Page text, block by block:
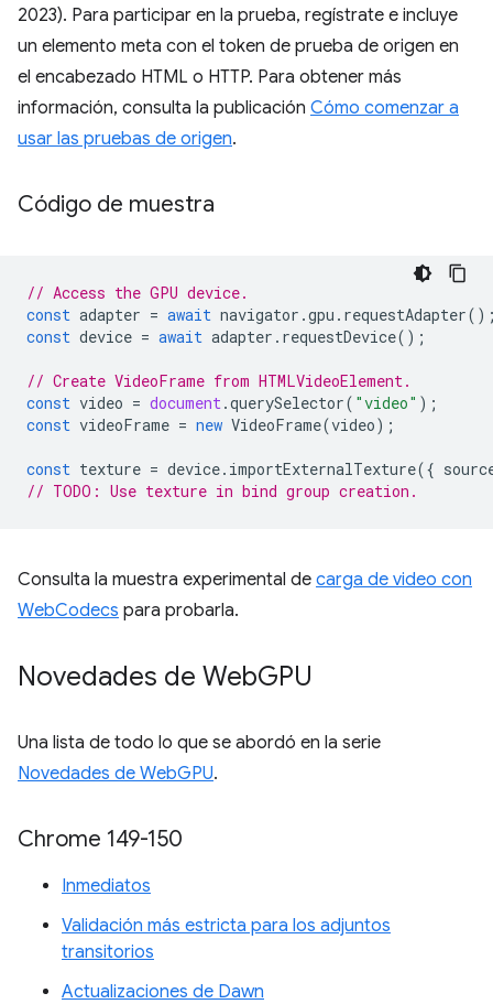
2023). Para participar en la prueba, regístrate e incluye
un elemento meta con el token de prueba de origen en
el encabezado HTML o HTTP. Para obtener más
información, consulta la publicación Cómo comenzar a
usar las pruebas de origen.
Código de muestra
// Access the GPU device.
const adapter = await navigator .gpu . requestAdapter
const device = await adapter . requestDevice();
// Create VideoFrame from HTMLVideoElement.
const video = document.querySelector( "video" );
const videoFrame = new VideoFrame(video);
const texture = device. importExternalTexture({
// TODO: Use texture in bind group creation.
Consulta la muestra experimental de carga de video con
WebCodecs para probarla.
Novedades de WebGPU
Una lista de todo lo que se abordó en la serie
Novedades de WebGPU.
Chrome 149-150
Inmediatos
Validación más estricta para los adjuntos
transitorios
Actualizaciones de Dawn